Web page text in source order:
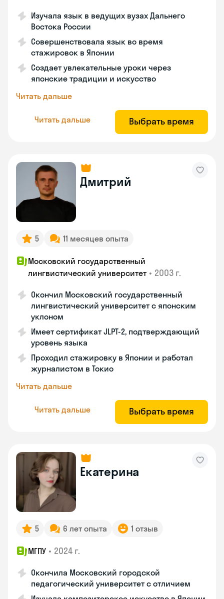
Изучала язык в ведущих вузах Дальнего
Востока России
Совершенствовала язык во время
стажировок в Японии
Создает увлекательные уроки через
японские традиции и искусство
Читать дальше
Читать дальше Выбрать время
Дмитрий
5 11 месяцев опыта
Московский государственный
лингвистический университет • 2003 г.
Окончил Московский государственный
лингвистический университет с японским
уклоном
Имеет сертификат JLPT-2, подтверждающий
уровень языка
Проходил стажировку в Японии и работал
журналистом в Токио
Читать дальше
Читать дальше Выбрать время
Екатерина
5 6 лет опыта 1 отзыв
МГПУ • 2024 г.
Окончила Московский городской
педагогический университет с отличием